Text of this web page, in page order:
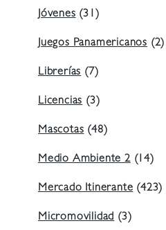
Jóvenes (31)
Juegos Panamericanos (2)
Librerías (7)
Licencias (3)
Mascotas (48)
Medio Ambiente 2(14)
Mercado Itinerante (423)
Micromovilidad (3)